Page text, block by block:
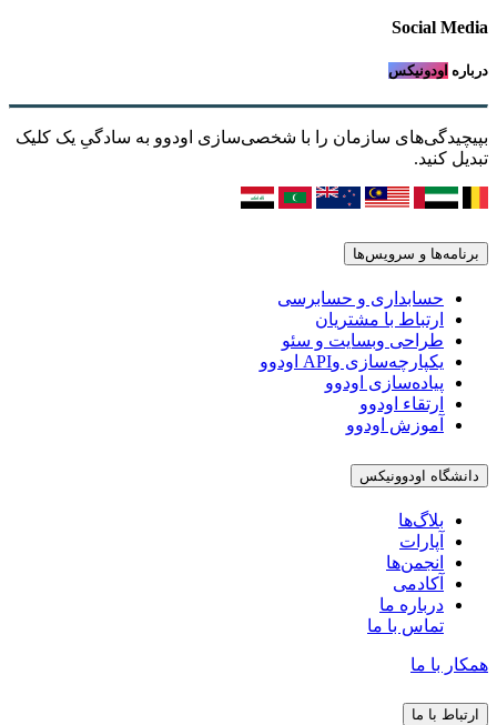
Social Media
درباره اودونیکس
بپیچیدگی‌های سازمان را با شخصی‌سازی اودوو به سادگیِ یک کلیک
تبدیل کنید.
برنامه‌ها و سرویس‌ها
حسابداری و حسابرسی
ارتباط با مشتریان
طراحی وبسایت و سئو
یکپارچه‌سازی وAPI اودوو
پیاده‌سازی اودوو
ارتقاء اودوو
آموزش اودوو
دانشگاه اودوونیکس
بلاگ‌ها
آپارات
انجمن‌ها
آکادمی
درباره ما
تماس با ما
همکار با ما
ارتباط با ما